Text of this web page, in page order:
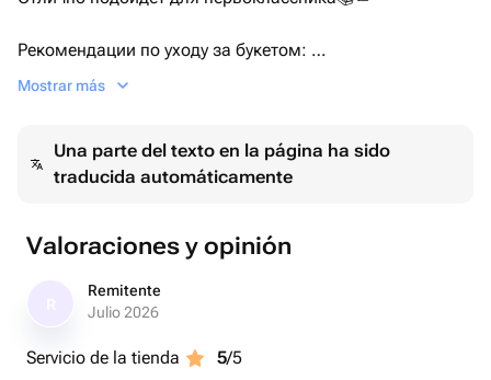
Рекомендации по уходу за букетом:
1. Помойте вазу с моющем средством и наполните её
Розам необходим большой объем воды, так же
рекомендуем снять упаковку с них.
достаточно наполнить вазу водой на 10-15 см
2. Подрежьте цветы острым ножом под углом 45
градусов.
3. Рекомендуем менять воду в вазе не менее чем раз в
средством.
Mostrar más
Una parte del texto en la página ha sido
traducida automáticamente
Valoraciones y opinión
Remitente
Julio 2026
Servicio de la tienda 5/5